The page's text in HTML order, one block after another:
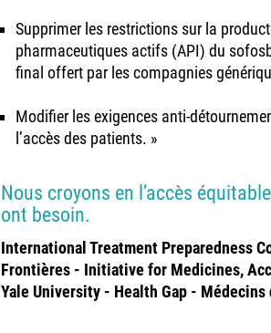
Supprimer les restrictions sur la
pharmaceutiques actifs (API) du
final offert par les compagnies
Modifier les exigences anti-
l’accès des patients. »
Nous croyons en l’accès
ont besoin.
International Treatment Preparedness
Frontières - Initiative for Medicines,
Yale University - Health Gap - Médecins